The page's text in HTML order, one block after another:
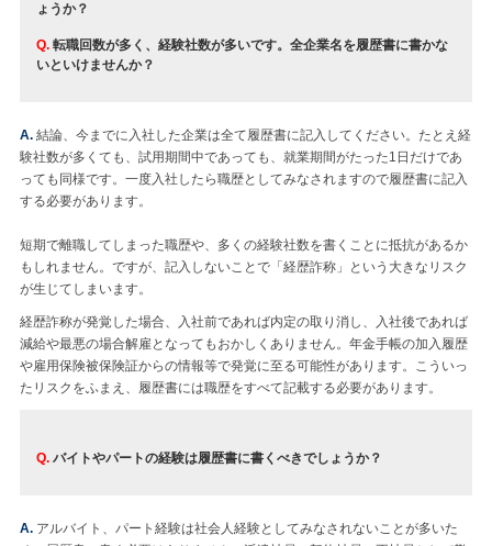
ょうか？
Q. 転職回数が多く、経験社数が多いです。全企業名を履歴書に書かな
いといけませんか？
A. 結論、今までに入社した企業は全て履歴書に記入してください。たとえ経
験社数が多くても、試用期間中であっても、就業期間がたった1日だけであ
っても同様です。一度入社したら職歴としてみなされますので履歴書に記入
する必要があります。
短期で離職してしまった職歴や、多くの経験社数を書くことに抵抗があるか
もしれません。ですが、記入しないことで「経歴詐称」という大きなリスク
が生じてしまいます。
経歴詐称が発覚した場合、入社前であれば内定の取り消し、入社後であれば
減給や最悪の場合解雇となってもおかしくありません。年金手帳の加入履歴
や雇用保険被保険証からの情報等で発覚に至る可能性があります。こういっ
たリスクをふまえ、履歴書には職歴をすべて記載する必要があります。
Q. バイトやパートの経験は履歴書に書くべきでしょうか？
A. アルバイト、パート経験は社会人経験としてみなされないことが多いた